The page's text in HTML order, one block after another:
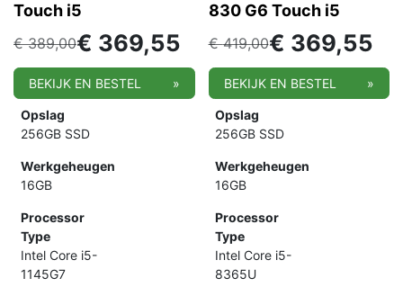
Touch i5
€389,00€ 369,55
BEKIJK EN BESTEL »
Opslag
256GB SSD
Werkgeheugen
16GB
Processor
Type
Intel Core i5-
1145G7
830 G6 Touch i5
€419,00€ 369,55
BEKIJK EN BESTEL »
Opslag
256GB SSD
Werkgeheugen
16GB
Processor
Type
Intel Core i5-
8365U